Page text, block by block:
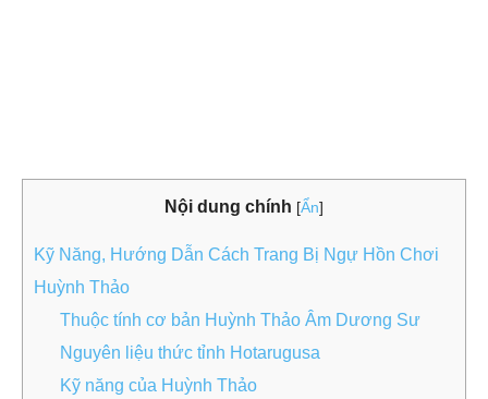
Nội dung chính [Ẩn]
Kỹ Năng, Hướng Dẫn Cách Trang Bị Ngự Hồn Chơi
Huỳnh Thảo
Thuộc tính cơ bản Huỳnh Thảo Âm Dương Sư
Nguyên liệu thức tỉnh Hotarugusa
Kỹ năng của Huỳnh Thảo